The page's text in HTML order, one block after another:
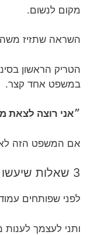
מקום לנשום.
השראה שתזיז
הטריק הראשון
במשפט אחד קצר.
״אני רוצה לצאת
אם המשפט הזה לא
3 שאלות שיעשו לך סדר תוך דקה
לפני שפותחים
ותני לעצמך לענות